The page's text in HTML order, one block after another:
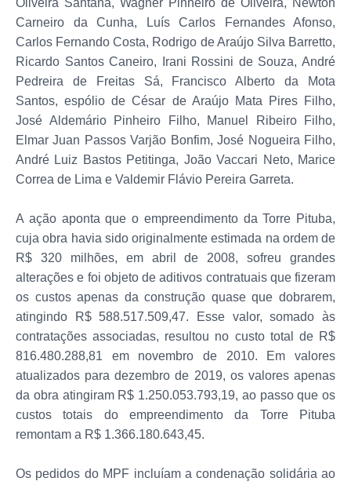
Oliveira Santana, Wagner Pinheiro de Oliveira, Newton
Carneiro da Cunha, Luís Carlos Fernandes Afonso,
Carlos Fernando Costa, Rodrigo de Araújo Silva Barretto,
Ricardo Santos Caneiro, Irani Rossini de Souza, André
Pedreira de Freitas Sá, Francisco Alberto da Mota
Santos, espólio de César de Araújo Mata Pires Filho,
José Aldemário Pinheiro Filho, Manuel Ribeiro Filho,
Elmar Juan Passos Varjão Bonfim, José Nogueira Filho,
André Luiz Bastos Petitinga, João Vaccari Neto, Marice
Correa de Lima e Valdemir Flávio Pereira Garreta.
A ação aponta que o empreendimento da Torre Pituba,
cuja obra havia sido originalmente estimada na ordem de
R$ 320 milhões, em abril de 2008, sofreu grandes
alterações e foi objeto de aditivos contratuais que fizeram
os custos apenas da construção quase que dobrarem,
atingindo R$ 588.517.509,47. Esse valor, somado às
contratações associadas, resultou no custo total de R$
816.480.288,81 em novembro de 2010. Em valores
atualizados para dezembro de 2019, os valores apenas
da obra atingiram R$ 1.250.053.793,19, ao passo que os
custos totais do empreendimento da Torre Pituba
remontam a R$ 1.366.180.643,45.
Os pedidos do MPF incluíam a condenação solidária ao